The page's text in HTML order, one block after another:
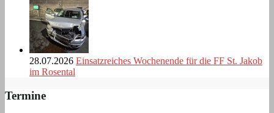
28.07.2026 Einsatzreiches Wochenende für die FF St. Jakob
im Rosental
Termine